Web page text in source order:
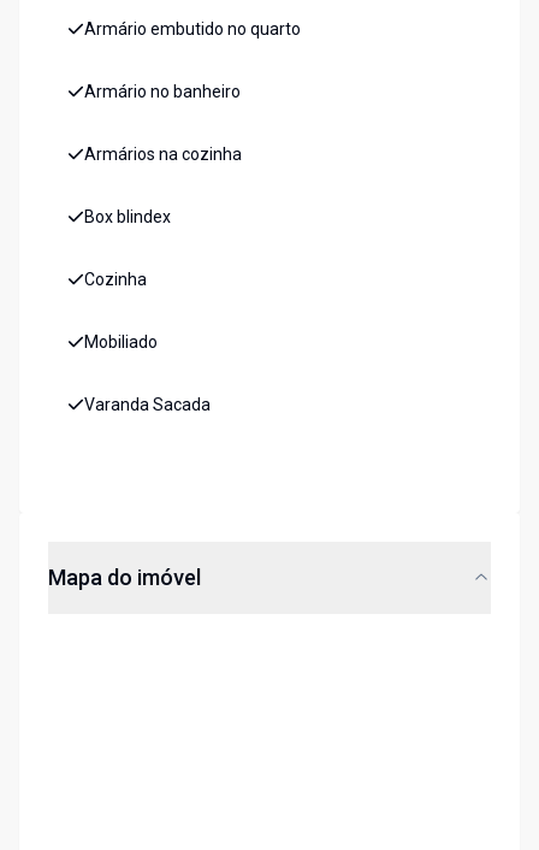
Armário embutido no quarto
Armário no banheiro
Armários na cozinha
Box blindex
Cozinha
Mobiliado
Varanda Sacada
Mapa do imóvel